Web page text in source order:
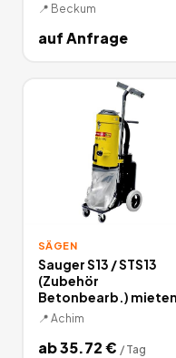
📍 Beckum
auf Anfrage
SÄGEN
Sauger S13 / STS13
(Zubehör
Betonbearb.) mieten
📍 Achim
ab35.72€ / Tag